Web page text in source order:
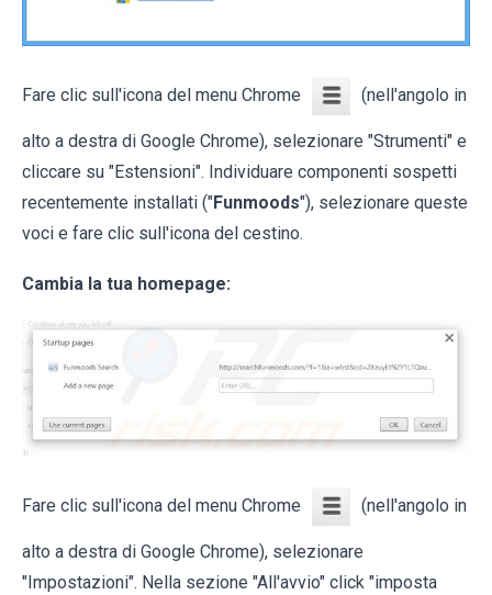
Fare clic sull'icona del menu Chrome (nell'angolo in
alto a destra di Google Chrome), selezionare "Strumenti" e
cliccare su "Estensioni". Individuare componenti sospetti
recentemente installati ("Funmoods"), selezionare queste
voci e fare clic sull'icona del cestino.
Cambia la tua homepage:
Fare clic sull'icona del menu Chrome (nell'angolo in
alto a destra di Google Chrome), selezionare
"Impostazioni". Nella sezione "All'avvio" click "imposta